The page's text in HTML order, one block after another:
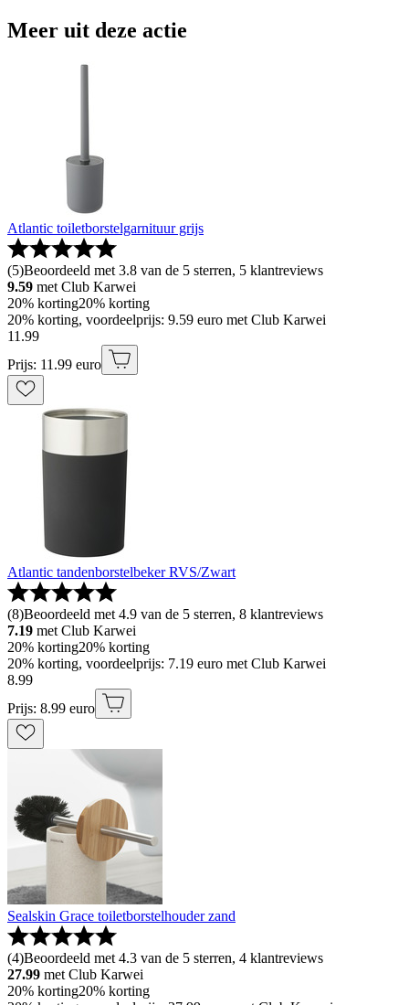
Meer uit deze actie
Atlantic toiletborstelgarnituur grijs
(5)Beoordeeld met 3.8 van de 5 sterren, 5 klantreviews
9.59 met Club Karwei
20% korting20% korting
20% korting, voordeelprijs: 9.59 euro met Club Karwei
11 .99
Prijs: 11.99 euro
Atlantic tandenborstelbeker RVS/Zwart
(8)Beoordeeld met 4.9 van de 5 sterren, 8 klantreviews
7.19 met Club Karwei
20% korting20% korting
20% korting, voordeelprijs: 7.19 euro met Club Karwei
8.99
Prijs: 8.99 euro
Sealskin Grace toiletborstelhouder zand
(4)Beoordeeld met 4.3 van de 5 sterren, 4 klantreviews
27.99 met Club Karwei
20% korting20% korting